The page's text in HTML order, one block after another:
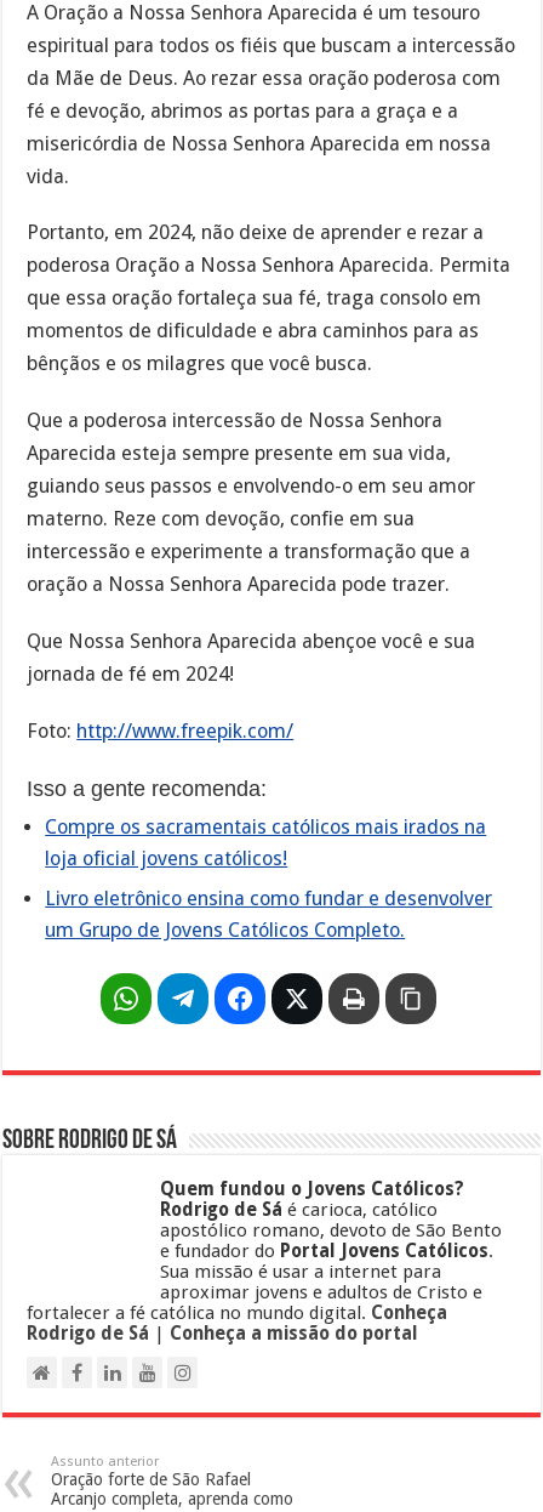
A Oração a Nossa Senhora Aparecida é um tesouro
espiritual para todos os fiéis que buscam a intercessão
da Mãe de Deus. Ao rezar essa oração poderosa com
fé e devoção, abrimos as portas para a graça e a
misericórdia de Nossa Senhora Aparecida em nossa
vida.
Portanto, em 2024, não deixe de aprender e rezar a
poderosa Oração a Nossa Senhora Aparecida. Permita
que essa oração fortaleça sua fé, traga consolo em
momentos de dificuldade e abra caminhos para as
bênçãos e os milagres que você busca.
Que a poderosa intercessão de Nossa Senhora
Aparecida esteja sempre presente em sua vida,
guiando seus passos e envolvendo-o em seu amor
materno. Reze com devoção, confie em sua
intercessão e experimente a transformação que a
oração a Nossa Senhora Aparecida pode trazer.
Que Nossa Senhora Aparecida abençoe você e sua
jornada de fé em 2024!
Foto: http://www.freepik.com/
Isso a gente recomenda:
Compre os sacramentais católicos mais irados na
loja oficial jovens católicos!
Livro eletrônico ensina como fundar e desenvolver
um Grupo de Jovens Católicos Completo.
Sobre Rodrigo de Sá
Quem fundou o Jovens Católicos?
Rodrigo de Sá é carioca, católico
apostólico romano, devoto de São Bento
e fundador do Portal Jovens Católicos.
Sua missão é usar a internet para
aproximar jovens e adultos de Cristo e
fortalecer a fé católica no mundo digital. Conheça
Rodrigo de Sá | Conheça a missão do portal
Assunto anterior
Oração forte de São Rafael
Arcanjo completa, aprenda como